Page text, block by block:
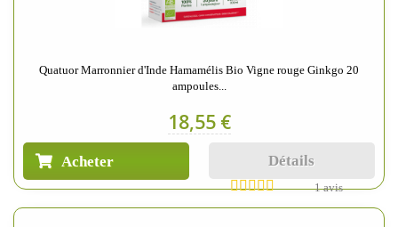
Quatuor Marronnier d'Inde Hamamélis Bio Vigne rouge Ginkgo 20
ampoules...
18,55 €
Acheter Détails
1 avis